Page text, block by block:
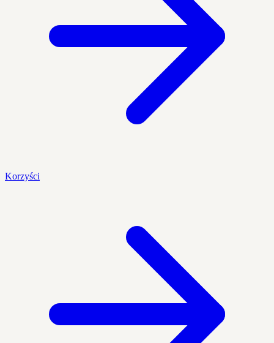
Korzyści